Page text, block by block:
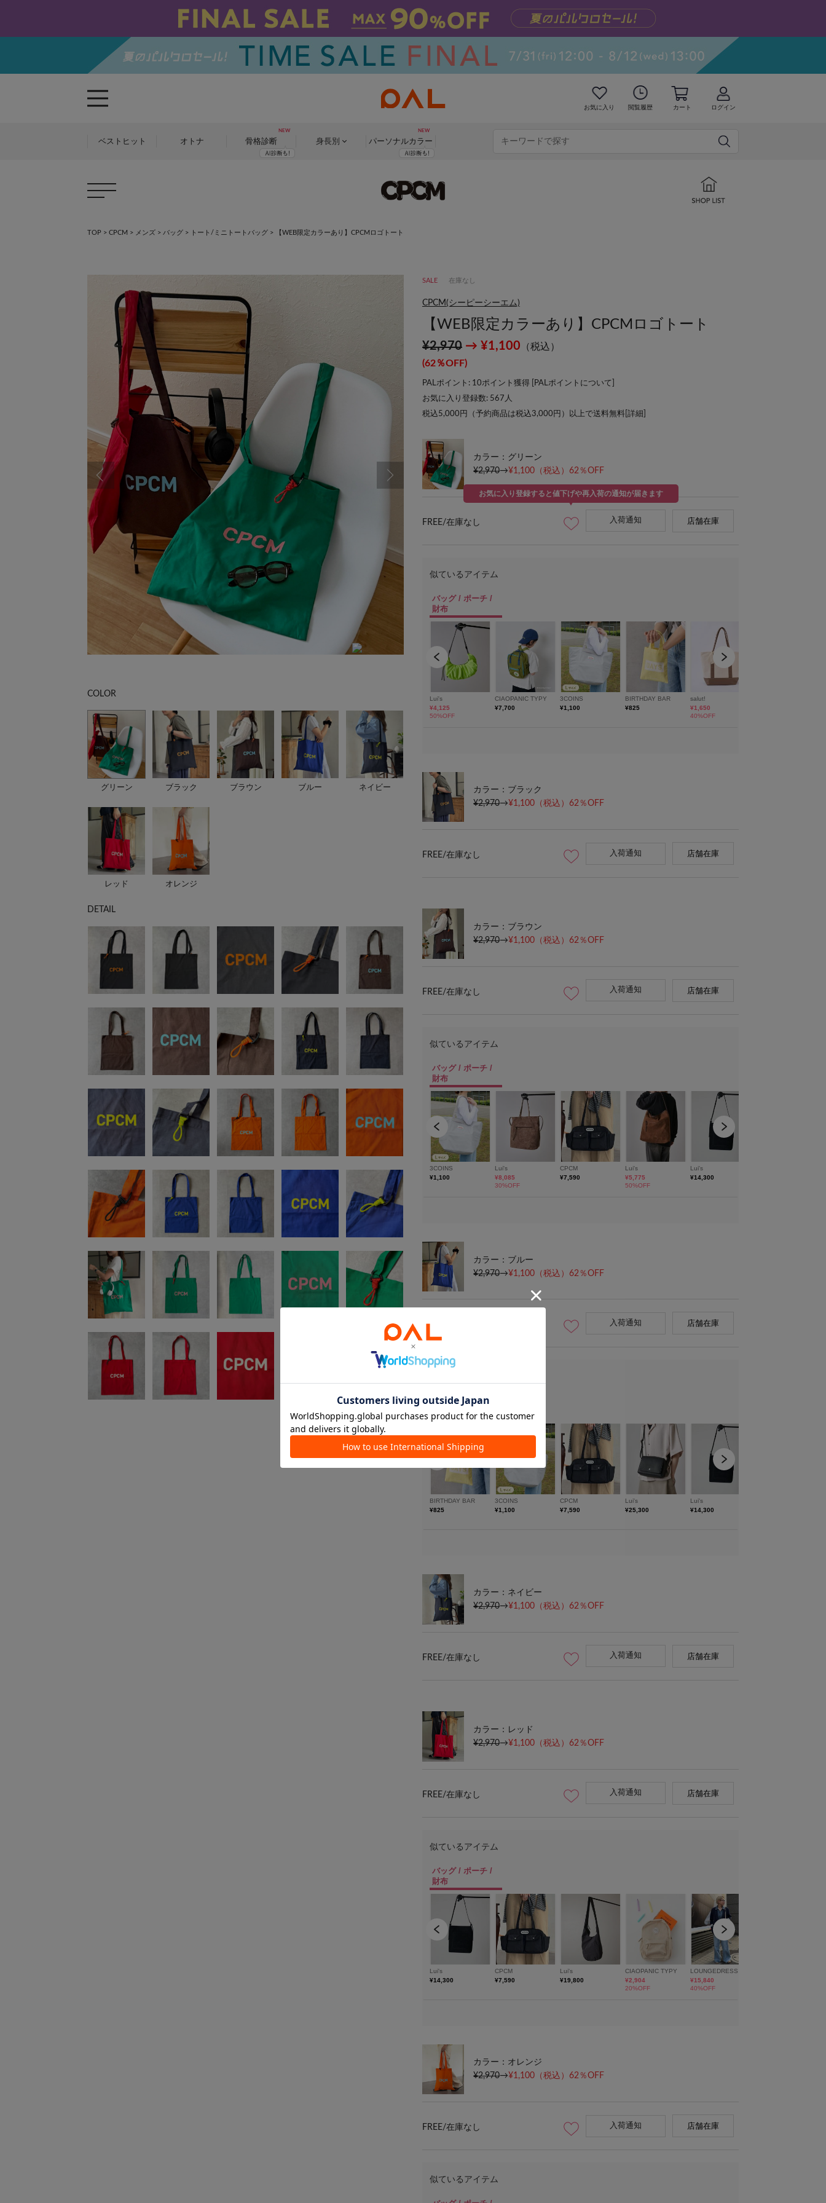
お気に入り 閲覧履歴 カート ログイン
ベストヒット オトナ 骨格診断 身長別 パーソナルカラー
TOP > CPCM > メンズ > バッグ > トート/ミニトートバッグ > 【WEB限定カラーあり】CPCMロゴトート
COLOR
グリーン ブラック ブラウン ブルー ネイビー
レッド オレンジ
DETAIL
SALE 在庫なし
CPCM(シーピーシーエム)
【WEB限定カラーあり】CPCMロゴトート
¥2,970 → ¥1,100 （税込）
(62％OFF)
PALポイント: 10ポイント獲得 [ PALポイントについて
お気に入り登録数: 567 人
税込5,000円（予約商品は税込3,000円）以上で送料無料[ 詳細
カラー：グリーン
¥2,970→¥1,100 （税込）62％OFF
FREE/在庫なし
お気に入り登録すると値下げや再入荷の通知が届きます
入荷通知 店舗在庫
カラー：ブラック
¥2,970→¥1,100 （税込）62％OFF
FREE/在庫なし 入荷通知 店舗在庫
カラー：ブラウン
¥2,970→¥1,100 （税込）62％OFF
FREE/在庫なし 入荷通知 店舗在庫
カラー：ブルー
¥2,970→¥1,100 （税込）62％OFF
FREE/ 入荷通知 店舗在庫
カラー：ネイビー
¥2,970→¥1,100 （税込）62％OFF
FREE/在庫なし 入荷通知 店舗在庫
カラー：レッド
¥2,970→¥1,100 （税込）62％OFF
FREE/在庫なし 入荷通知 店舗在庫
カラー：オレンジ
¥2,970→¥1,100 （税込）62％OFF
FREE/在庫なし 入荷通知 店舗在庫